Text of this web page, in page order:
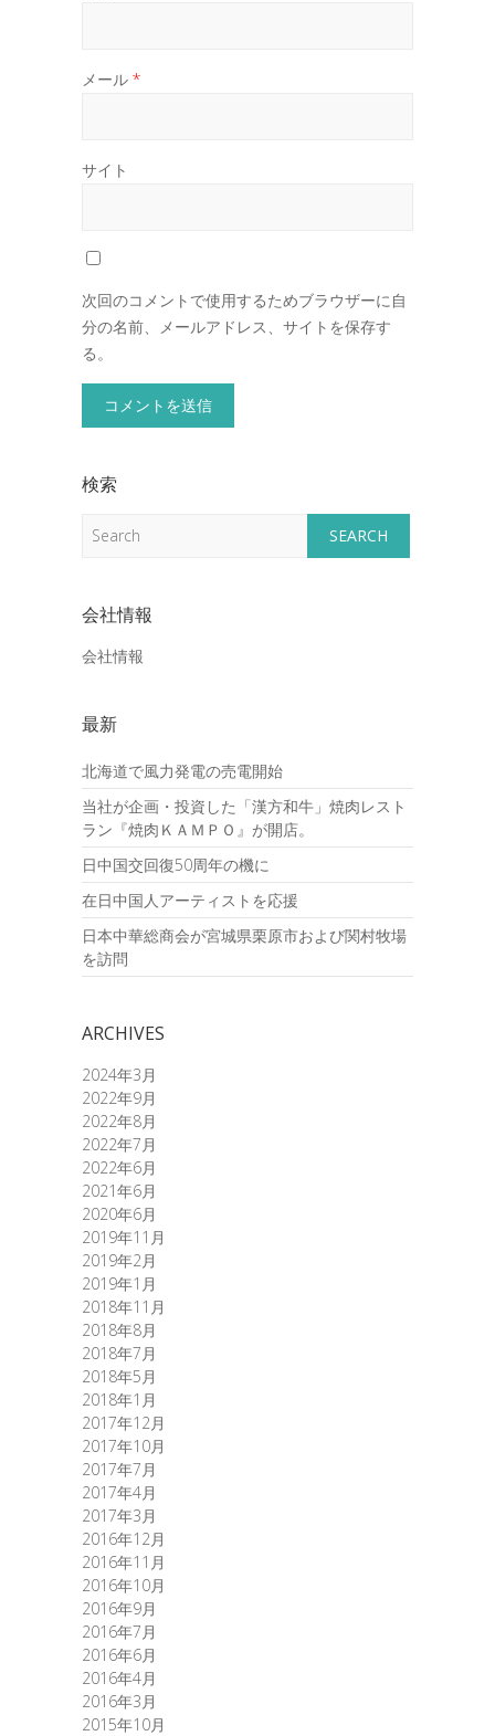
メール *
サイト
次回のコメントで使用するためブラウザーに自
分の名前、メールアドレス、サイトを保存す
る。
検索
Search
会社情報
会社情報
最新
北海道で風力発電の売電開始
当社が企画・投資した「漢方和牛」焼肉レスト
ラン『焼肉ＫＡＭＰＯ』が開店。
日中国交回復50周年の機に
在日中国人アーティストを応援
日本中華総商会が宮城県栗原市および関村牧場
を訪問
ARCHIVES
2024年3月
2022年9月
2022年8月
2022年7月
2022年6月
2021年6月
2020年6月
2019年11月
2019年2月
2019年1月
2018年11月
2018年8月
2018年7月
2018年5月
2018年1月
2017年12月
2017年10月
2017年7月
2017年4月
2017年3月
2016年12月
2016年11月
2016年10月
2016年9月
2016年7月
2016年6月
2016年4月
2016年3月
2015年10月